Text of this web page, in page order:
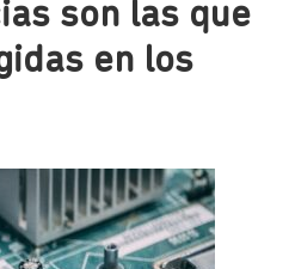
son las que
en los